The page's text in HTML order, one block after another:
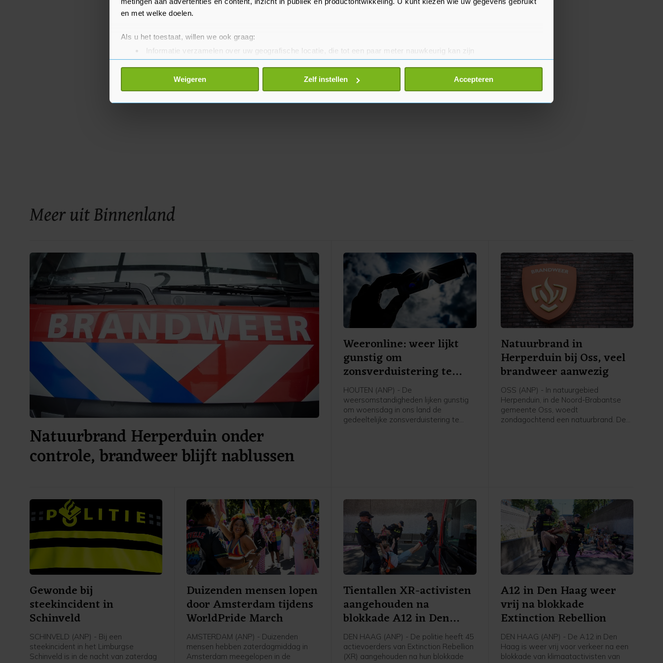
en met welke doelen.
Als u het toestaat, willen we ook graag:
Informatie verzamelen over uw geografische locatie, die tot een paar meter nauwkeurig kan zijn
Uw apparaat identificeren door het actief te scannen op specifieke eigenschappen (fingerprinting)
Lees meer over hoe uw persoonlijke gegevens worden verwerkt en stel uw voorkeuren in het
detailgedeelte
toestemming op elk moment wijzigen of intrekken in de Cookieverklaring.
Weigeren Zelf instellen Accepteren
Meer uit Binnenland
Natuurbrand Herperduin onder
controle, brandweer blijft nablussen
Weeronline: weer lijkt
gunstig om
zonsverduistering te
zien
HOUTEN (ANP) - De
weersomstandigheden lijken gunstig
om woensdag in ons land de
gedeeltelijke zonsverduistering te
Natuurbrand in
Herperduin bij Oss, veel
brandweer aanwezig
OSS (ANP) - In natuurgebied
Herpenduin, in de Noord-Brabantse
gemeente Oss, woedt
zondagochtend een natuurbrand. De
Gewonde bij
steekincident in
Schinveld
SCHINVELD (ANP) - Bij een
steekincident in het Limburgse
Schinveld is in de nacht van zaterdag
Duizenden mensen lopen
door Amsterdam tijdens
WorldPride March
AMSTERDAM (ANP) - Duizenden
mensen hebben zaterdagmiddag in
Amsterdam meegelopen in de
Tientallen XR-activisten
aangehouden na
blokkade A12 in Den
Haag
DEN HAAG (ANP) - De politie heeft 45
actievoerders van Extinction Rebellion
(XR) aangehouden na hun blokkade
A12 in Den Haag weer
vrij na blokkade
Extinction Rebellion
DEN HAAG (ANP) - De A12 in Den
Haag is weer vrij voor verkeer na een
blokkade van klimaatactivisten van